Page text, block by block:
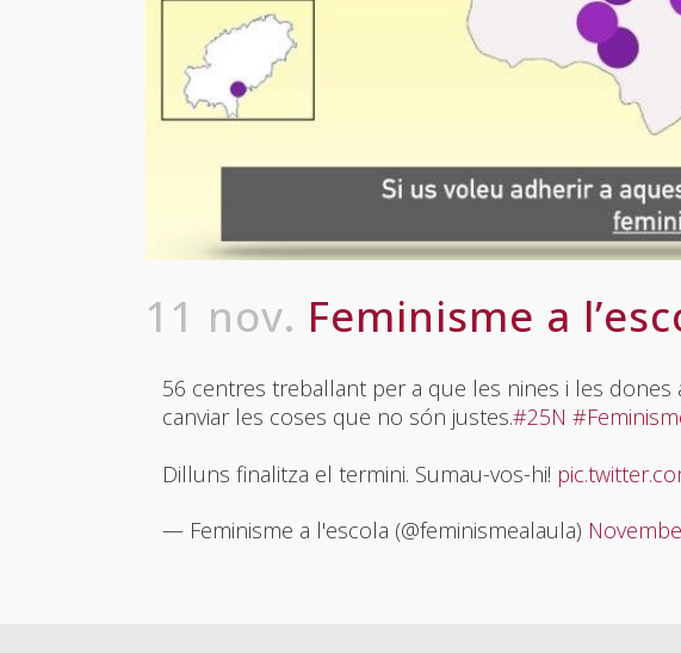
11 nov. Feminisme a
56 centres treballant per a que les nines i les
canviar les coses que no són justes.#25N
Dilluns finalitza el termini. Sumau-vos-hi!
— Feminisme a l'escola (@feminismealaula)